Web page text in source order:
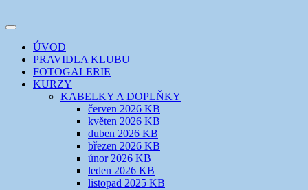
k
webuEVIKLUB
šicí klub
Toggle
navigation
ÚVOD
PRAVIDLA KLUBU
FOTOGALERIE
KURZY
KABELKY A DOPLŇKY
červen 2026 KB
květen 2026 KB
duben 2026 KB
březen 2026 KB
únor 2026 KB
leden 2026 KB
listopad 2025 KB